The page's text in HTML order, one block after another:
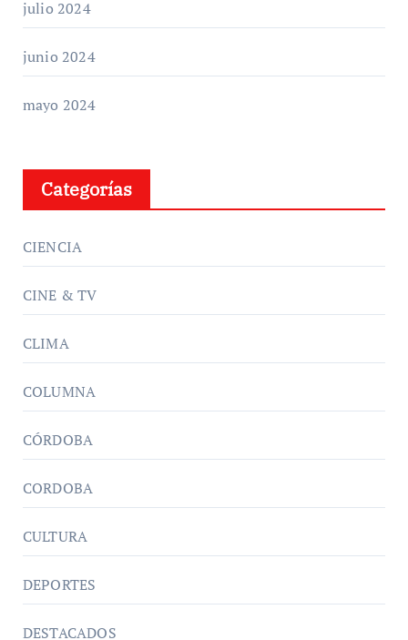
julio 2024
junio 2024
mayo 2024
Categorías
CIENCIA
CINE & TV
CLIMA
COLUMNA
CÓRDOBA
CORDOBA
CULTURA
DEPORTES
DESTACADOS